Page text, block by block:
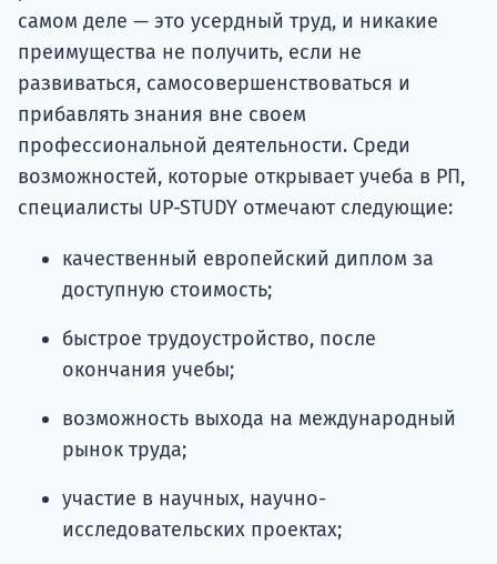
самом деле — это усердный труд, и никакие
преимущества не получить, если не
развиваться, самосовершенствоваться и
прибавлять знания вне своем
профессиональной деятельности. Среди
возможностей, которые открывает учеба в РП,
специалисты UP-STUDY отмечают следующие:
качественный европейский диплом за
доступную стоимость;
быстрое трудоустройство, после
окончания учебы;
возможность выхода на международный
рынок труда;
участие в научных, научно-
исследовательских проектах;